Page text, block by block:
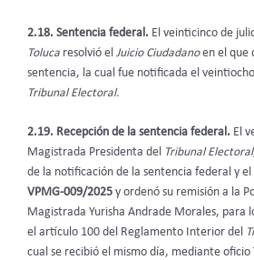
2.18. Sentencia federal. El veinticinco de
Toluca resolvió el Juicio Ciudadanoen el que
sentencia, la cual fue notificada el
Tribunal Electoral.
2.19. Recepción de la sentencia federal. El
Magistrada Presidenta del
Tribunal Electoral
de la notificación de la sentencia federal y
VPMG-009/2025 y ordenó su remisión a la
Magistrada Yurisha Andrade Morales, para
el artículo 100 del Reglamento Interior del
cual se recibió el mismo día, mediante oficio